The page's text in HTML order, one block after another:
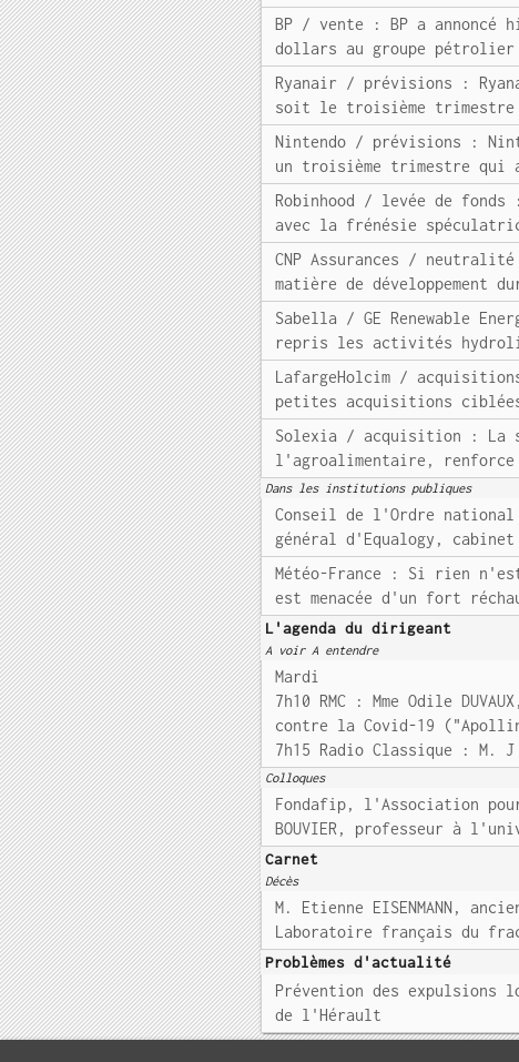
BP / vente : BP a annoncé
dollars au groupe pétrolier
Ryanair / prévisions :
soit le troisième trimestre
Nintendo / prévisions :
un troisième trimestre qui
Robinhood / levée de
avec la frénésie
CNP Assurances /
matière de
Sabella / GE Renewable
repris les activités
LafargeHolcim /
petites acquisitions
Solexia / acquisition : La
l'agroalimentaire,
Dans les institutions publiques
Conseil de l'Ordre
général d'Equalogy,
Météo-France : Si rien
est menacée d'un fort
L'agenda du dirigeant
A voir A entendre
Mardi
7h10 RMC : Mme Odile
contre la Covid-19
7h15 Radio Classique : M. J
Colloques
Fondafip, l'Association
BOUVIER, professeur à
Carnet
Décès
M. Etienne EISENMANN,
Laboratoire français du
Problèmes d'actualité
Prévention des expulsions
de l'Hérault